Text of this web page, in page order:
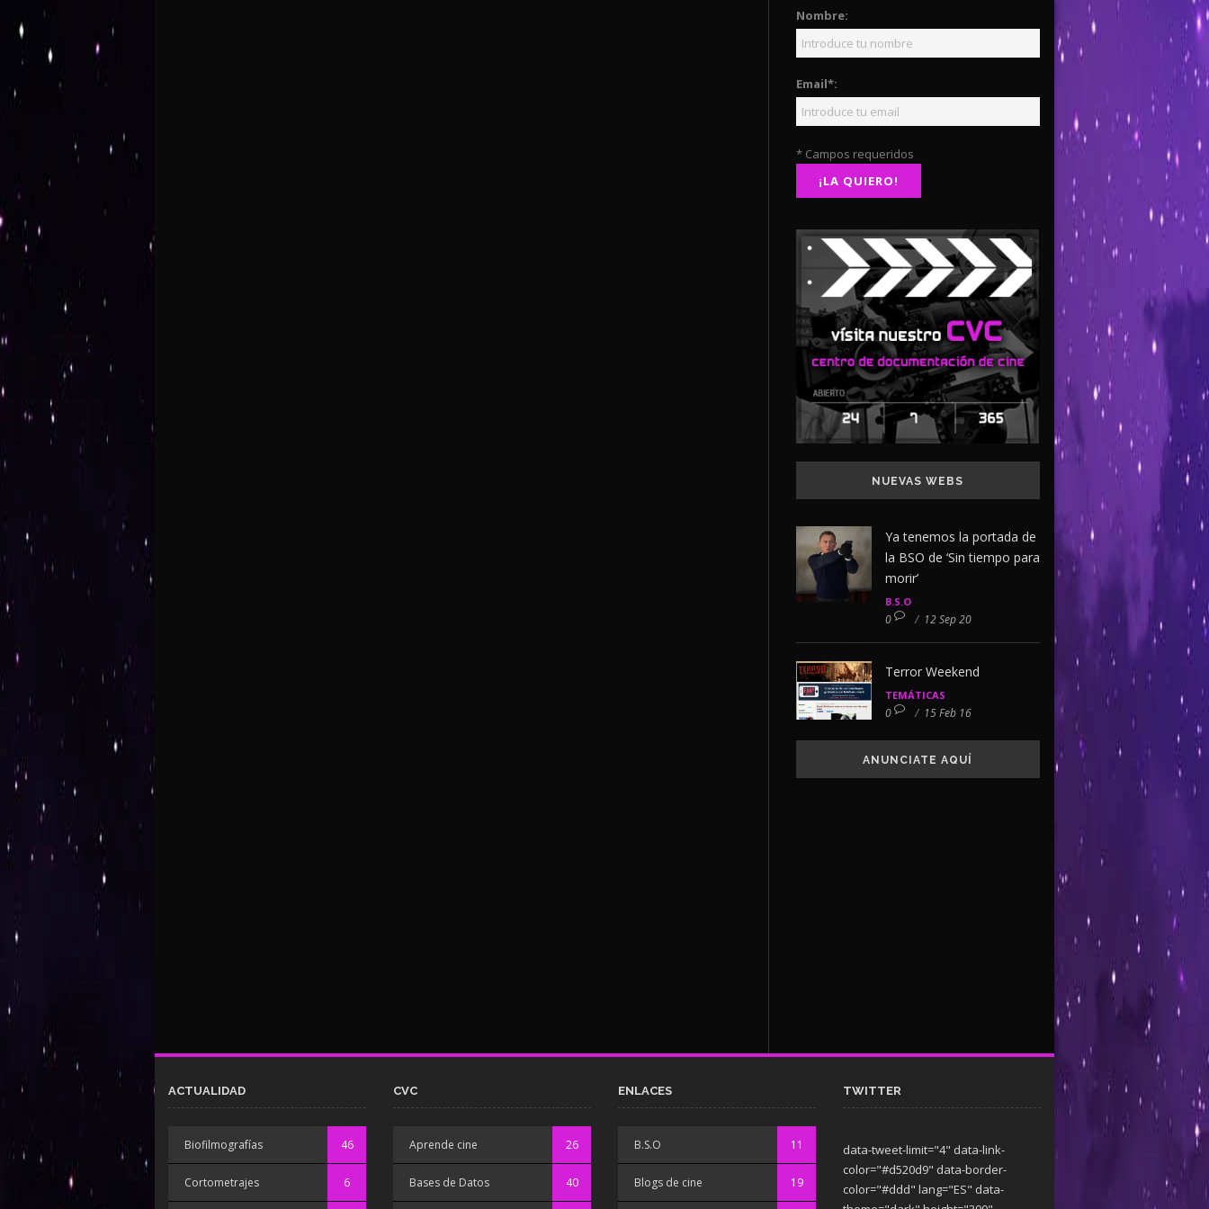
Nombre:
Email*:
* Campos requeridos
NUEVAS WEBS
Ya tenemos la portada de
la BSO de ‘Sin tiempo para
morir’
B.S.O
0 / 12 Sep 20
Terror Weekend
TEMÁTICAS
0 / 15 Feb 16
ANUNCIATE AQUÍ
ACTUALIDAD
Biofilmografías 46
Cortometrajes 6
CVC
Aprende cine 26
Bases de Datos 40
ENLACES
B.S.O 11
Blogs de cine 19
TWITTER
data-tweet-limit="4" data-link-
color="#d520d9" data-border-
color="#ddd" lang="ES" data-